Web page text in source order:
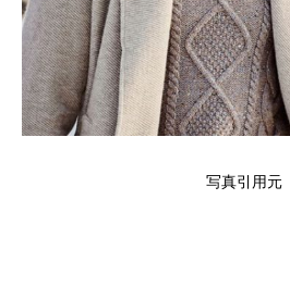
写真引用元